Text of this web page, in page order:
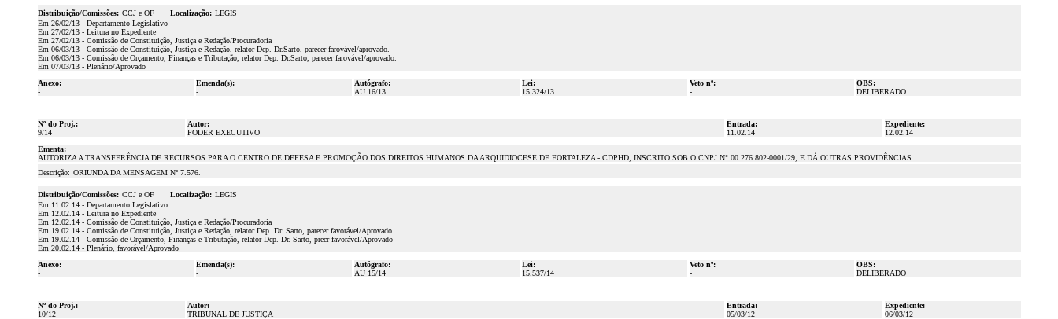
Distribuição/Comissões: CCJ e OF Localização: LEGIS
Em 26/02/13 - Departamento Legislativo
Em 27/02/13 - Leitura no Expediente
Em 27/02/13 - Comissão de Constituição, Justiça e Redação/Procuradoria
Em 06/03/13 - Comissão de Constituição, Justiça e Redação, relator Dep. Dr.Sarto, parecer farovável/aprovado.
Em 06/03/13 - Comissão de Orçamento, Finanças e Tributação, relator Dep. Dr.Sarto, parecer farovável/aprovado.
Em 07/03/13 - Plenário/Aprovado
Anexo:
-
Emenda(s):
-
Autógrafo:
AU 16/13
Lei:
15.324/13
Veto nº:
-
OBS:
DELIBERADO
Nº do Proj.:
9/14
Autor:
PODER EXECUTIVO
Entrada:
11.02.14
Expediente:
12.02.14
Ementa:
AUTORIZA A TRANSFERÊNCIA DE RECURSOS PARA O CENTRO DE DEFESA E PROMOÇÃO DOS DIREITOS HUMANOS DA ARQUIDIOCESE DE FORTALEZA - CDPHD, INSCRITO SOB O CNPJ N° 00.276.802-0001/29, E DÁ OUTRAS PROVIDÊNCIAS.
Descrição: ORIUNDA DA MENSAGEM Nº 7.576.
Distribuição/Comissões: CCJ e OF Localização: LEGIS
Em 11.02.14 - Departamento Legislativo
Em 12.02.14 - Leitura no Expediente
Em 12.02.14 - Comissão de Constituição, Justiça e Redação/Procuradoria
Em 19.02.14 - Comissão de Constituição, Justiça e Redação, relator Dep. Dr. Sarto, parecer favorável/Aprovado
Em 19.02.14 - Comissão de Orçamento, Finanças e Tributação, relator Dep. Dr. Sarto, precr favorável/Aprovado
Em 20.02.14 - Plenário, favorável/Aprovado
Anexo:
-
Emenda(s):
-
Autógrafo:
AU 15/14
Lei:
15.537/14
Veto nº:
-
OBS:
DELIBERADO
Nº do Proj.:
10/12
Autor:
TRIBUNAL DE JUSTIÇA
Entrada:
05/03/12
Expediente:
06/03/12